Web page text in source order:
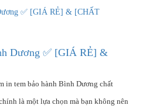
Dương ✅ [GIÁ RẺ] &
in tem bảo hành Bình Dương chất
là một lựa chọn mà bạn không nên